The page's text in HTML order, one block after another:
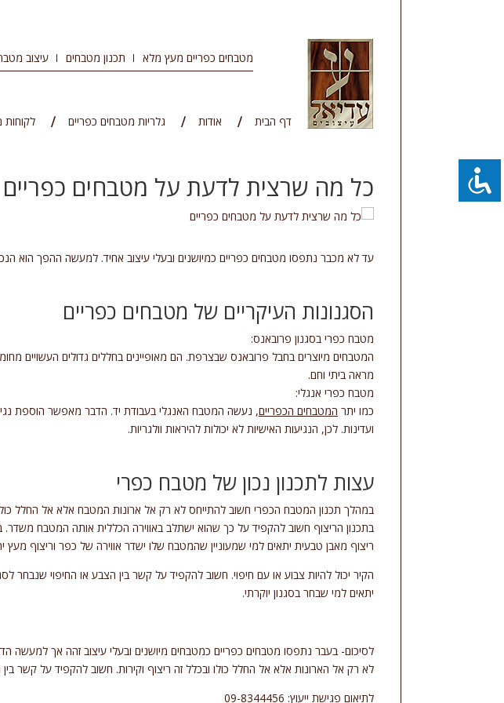
מטבחים כפריים מעץ מלא תכנון מטבחים עיצוב
דף הבית אודות גלריות מטבחים כפריים לקוחות
כל מה שרצית לדעת על מטבחים כפריים
עד לא מכבר נתפסו מטבחים כפריים כמיושנים ובעלי עיצוב אחיד. למעשה ההפך הוא
הסגנונות העיקריים של מטבחים כפריים
מטבח כפרי בסגנון פרובאנס:
המטבחים מיוצרים בחבל פרובאנס שבצרפת. הם מאופיינים בחללים גדולים העשויים
מראה ביתי וחם.
מטבח כפרי אנגלי:
כמו יתר המטבחים הכפריים, נעשה המטבח האנגלי בעבודת יד. הדבר מאפשר הוספת
ועדינות. לכן, הנגיעות האישיות לא יכולות להיראות וולגריות.
עצות לתכנון נכון של מטבח כפרי
במהלך תכנון המטבח הכפרי חשוב להתייחס לא רק אל ארונות המטבח אלא אל החלל כולו
בתכנון הריצוף חשוב להקפיד על כך שהוא ישתלב באווירה הכללית אותה המטבח משדר.
ריצוף מאבן טבעית יתאים למי שמעוניין שהמטבח שלו ישדר אווירה של כפר וריצוף מעץ
הקיר יכול להיות צבוע או עם חיפוי. חשוב להקפיד על קשר בין הצבע או החיפוי שנבחר
יתאים למי שבחר בסגנון יוקרתי.
לסיכום- בעבר נתפסו מטבחים כפריים כמטבחים מיושנים ובעלי עיצוב זהה אך למעשה
לא רק אל הארונות אלא אל החלל כולו ובכלל זה ריצוף וקירות. חשוב להקפיד על קשר
לתיאום פגישת ייעוץ: 09-8344456